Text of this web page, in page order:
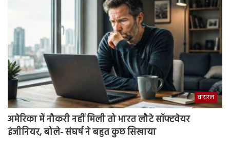
वायरल
अमेरिका में नौकरी नहीं मिली तो भारत लौटे सॉफ्टवेयर
इंजीनियर, बोले- संघर्ष ने बहुत कुछ सिखाया